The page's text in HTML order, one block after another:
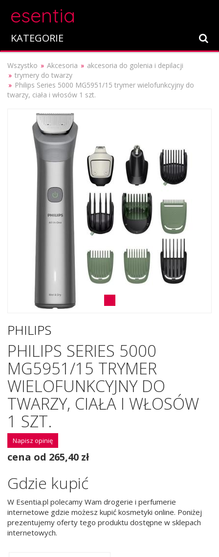
esentia
KATEGORIE
Wszystko Akcesoria
akcesoria do golenia i depilacji
trymery do twarzy
Philips Series 5000 MG5951/15 trymer wielofunkcyjny do
twarzy, ciała i włosów 1 szt.
PHILIPS
PHILIPS SERIES 5000
MG5951/15 TRYMER
WIELOFUNKCYJNY DO
TWARZY, CIAŁA I WŁOSÓW
1 SZT.
Napisz opinię
cena od 265,40 zł
Gdzie kupić
W Esentia.pl polecamy Wam drogerie i perfumerie
internetowe gdzie możesz kupić kosmetyki online. Poniżej
prezentujemy oferty tego produktu dostępne w sklepach
internetowych.